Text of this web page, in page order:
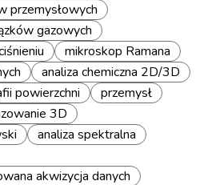
przemysłowych
gazowych
mikroskop Ramana
analiza chemiczna 2D/3D
powierzchni
przemysł
3D
analiza spektralna
akwizycja danych